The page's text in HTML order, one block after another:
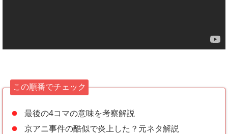
この順番でチェック
最後の4コマの意味を考察解説
京アニ事件の酷似で炎上した？元ネタ解説